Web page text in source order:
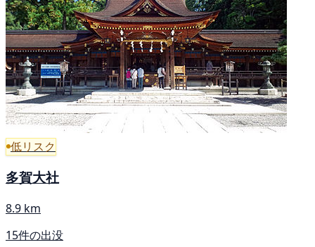
低リスク
多賀大社
8.9 km
15件の出没